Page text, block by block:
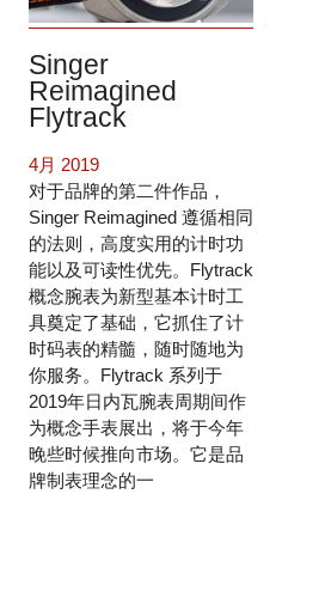
Singer
Reimagined
Flytrack
4月 2019
对于品牌的第二件作品，
Singer Reimagined 遵循相同
的法则，高度实用的计时功
能以及可读性优先。Flytrack
概念腕表为新型基本计时工
具奠定了基础，它抓住了计
时码表的精髓，随时随地为
你服务。Flytrack 系列于
2019年日内瓦腕表周期间作
为概念手表展出，将于今年
晚些时候推向市场。它是品
牌制表理念的一